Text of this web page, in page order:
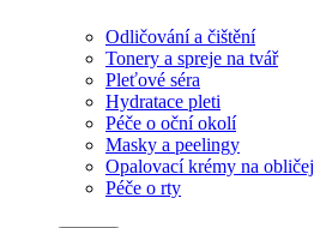
Odličování a čištění
Tonery a spreje na tvář
Pleťové séra
Hydratace pleti
Péče o oční okolí
Masky a peelingy
Opalovací krémy na obličej
Péče o rty